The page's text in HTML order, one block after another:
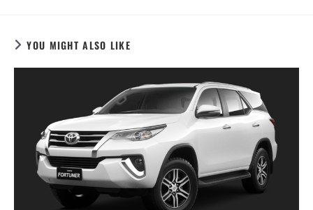
YOU MIGHT ALSO LIKE